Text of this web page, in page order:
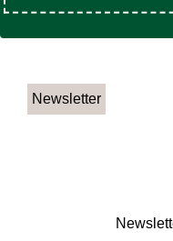
Newsletter